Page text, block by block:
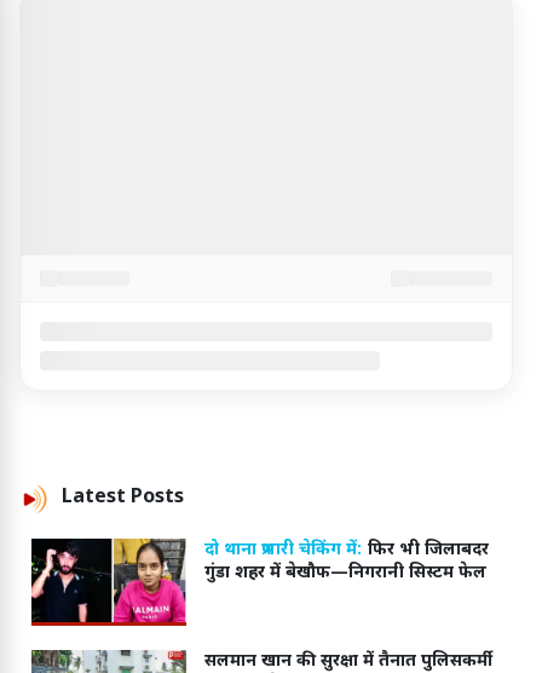
Latest Posts
दो थाना प्रभारी चेकिंग में: फिर भी जिलाबदर
गुंडा शहर में बेखौफ—निगरानी सिस्टम फेल
सलमान खान की सुरक्षा में तैनात पुलिसकर्मी